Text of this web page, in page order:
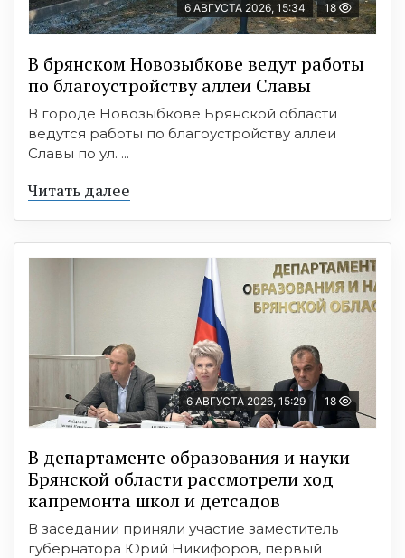
6 АВГУСТА 2026, 15:34 18
В брянском Новозыбкове ведут работы
по благоустройству аллеи Славы
В городе Новозыбкове Брянской области
ведутся работы по благоустройству аллеи
Славы по ул. ...
Читать далее
6 АВГУСТА 2026, 15:29 18
В департаменте образования и науки
Брянской области рассмотрели ход
капремонта школ и детсадов
В заседании приняли участие заместитель
губернатора Юрий Никифоров, первый